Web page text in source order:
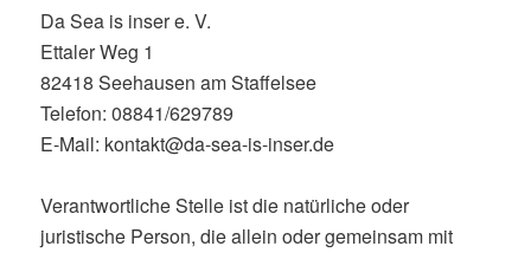
Da Sea is inser e. V.
Ettaler Weg 1
82418 Seehausen am Staffelsee
Telefon: 08841/629789
E-Mail: kontakt@da-sea-is-inser.de
Verantwortliche Stelle ist die natürliche oder
juristische Person, die allein oder gemeinsam mit